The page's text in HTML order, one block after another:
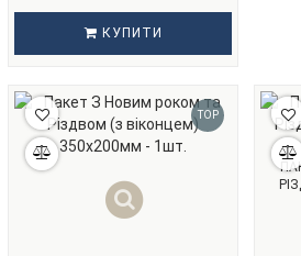
КУПИТИ
TOP